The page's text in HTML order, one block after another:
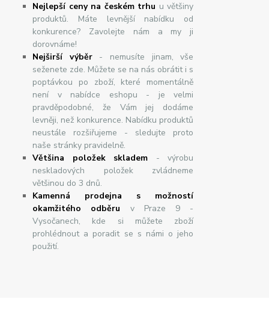
Nejlepší ceny na českém trhu u většiny
produktů. Máte levnější nabídku od
konkurence? Zavolejte nám a my ji
dorovnáme!
Nejširšívýběr- nemusíte jinam, vše
seženete zde. Můžete se na nás obrátit i s
poptávkou po zboží, které momentálně
není v nabídce eshopu - je velmi
pravděpodobné, že Vám jej dodáme
levněji, než konkurence. Nabídku produktů
neustále rozšiřujeme - sledujte proto
naše stránky pravidelně.
Většina položek skladem - výrobu
neskladových položek zvládneme
většinou do 3 dnů.
Kamenná prodejna s možností
okamžitého odběru v Praze 9 -
Vysočanech, kde si můžete zboží
prohlédnout a poradit se s námi o jeho
použití.